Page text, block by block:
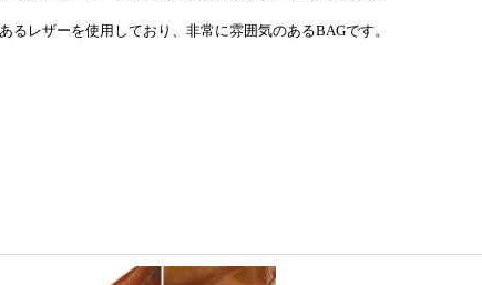
るレザーを使用しており、非常に雰囲気のあるBAGです。